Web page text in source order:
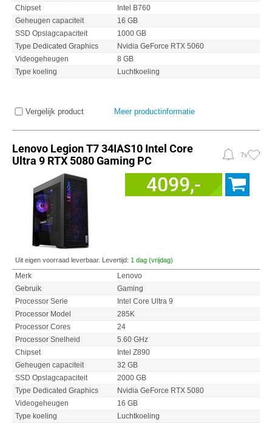
Chipset
Intel B760
Geheugen capaciteit
16 GB
SSD Opslagcapaciteit
1000 GB
Type Dedicated Graphics
Nvidia GeForce RTX 5060
Videogeheugen
8 GB
Type koeling
Luchtkoeling
Vergelijk product Meer productinformatie
Lenovo Legion T7 34IAS10 Intel Core
Ultra 9 RTX 5080 Gaming PC
7x
4099,-
Uit eigen voorraad leverbaar. Levertijd: 1 dag (vrijdag)
Merk
Lenovo
Gebruik
Gaming
Processor Serie
Intel Core Ultra 9
Processor Model
285K
Processor Cores
24
Processor Snelheid
5.60 GHz
Chipset
Intel Z890
Geheugen capaciteit
32 GB
SSD Opslagcapaciteit
2000 GB
Type Dedicated Graphics
Nvidia GeForce RTX 5080
Videogeheugen
16 GB
Type koeling
Luchtkoeling